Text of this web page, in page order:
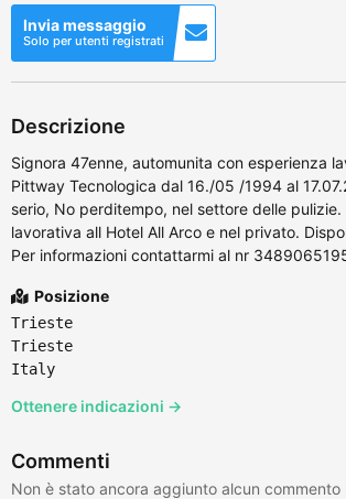
Invia messaggio
Solo per utenti registrati
Descrizione
Signora 47enne, automunita con esperienza
Pittway Tecnologica dal 16./05 /1994 al
serio, No perditempo, nel settore delle pulizie.
lavorativa all Hotel All Arco e nel privato.
Per informazioni contattarmi al nr
Posizione
Trieste
Trieste
Italy
Ottenere indicazioni →
Commenti
Non è stato ancora aggiunto alcun commento